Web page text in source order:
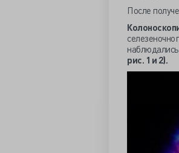
После
рис. 1 и 2).